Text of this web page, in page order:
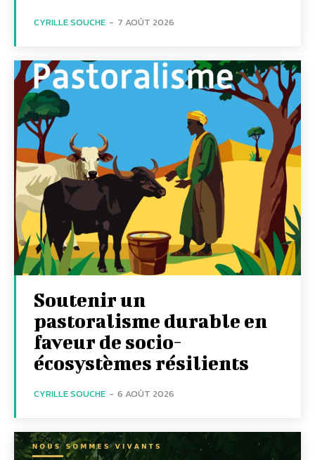
CYRILLE SOUCHE - 7 AOÛT 2026
Soutenir un
pastoralisme durable en
faveur de socio-
écosystèmes résilients
CYRILLE SOUCHE - 6 AOÛT 2026